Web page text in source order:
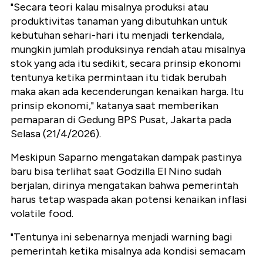
‎"Secara teori kalau misalnya produksi atau
produktivitas tanaman yang dibutuhkan untuk
kebutuhan sehari-hari itu menjadi terkendala,
mungkin jumlah produksinya rendah atau misalnya
stok yang ada itu sedikit, secara prinsip ekonomi
tentunya ketika permintaan itu tidak berubah
maka akan ada kecenderungan kenaikan harga. Itu
prinsip ekonomi," katanya saat memberikan
pemaparan di Gedung BPS Pusat, Jakarta pada
Selasa (21/4/2026).
‎Meskipun Saparno mengatakan dampak pastinya
baru bisa terlihat saat Godzilla El Nino sudah
berjalan, dirinya mengatakan bahwa pemerintah
harus tetap waspada akan potensi kenaikan inflasi
volatile food.
‎"Tentunya ini sebenarnya menjadi warning bagi
pemerintah ketika misalnya ada kondisi semacam